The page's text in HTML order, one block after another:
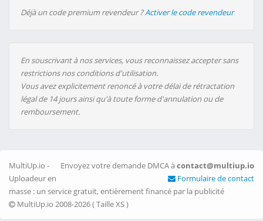
Déjà un code premium revendeur ?Activer le code revendeur
En souscrivant à nos services, vous reconnaissez accepter sans
restrictions nos conditions d'utilisation.
Vous avez explicitement renoncé à votre délai de rétractation
légal de 14 jours ainsi qu'à toute forme d'annulation ou de
remboursement.
Envoyez votre demande DMCA àcontact@multiup.io
Formulaire de contact
MultiUp.io -
Uploadeur en
masse : un service gratuit, entièrement financé par la publicité
MultiUp.io 2008-2026 ( Taille XS)